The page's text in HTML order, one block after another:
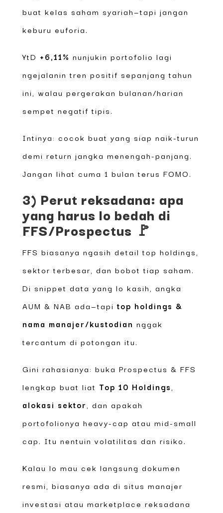
buat kelas saham syariah—tapi jangan
keburu euforia.
YtD +6,11% nunjukin portofolio lagi
ngejalanin tren positif sepanjang tahun
ini, walau pergerakan bulanan/harian
sempet negatif tipis.
Intinya: cocok buat yang siap naik-turun
demi return jangka menengah-panjang.
Jangan lihat cuma 1 bulan terus FOMO.
3) Perut reksadana: apa
yang harus lo bedah di
FFS/Prospectus 🚩
FFS biasanya ngasih detail top holdings,
sektor terbesar, dan bobot tiap saham.
Di snippet data yang lo kasih, angka
AUM & NAB ada—tapitop holdings &
nama manajer/kustodian nggak
tercantum di potongan itu.
Gini rahasianya: buka Prospectus & FFS
lengkap buat liat Top 10 Holdings
alokasi sektor , dan apakah
portofolionya heavy-cap atau mid-small
cap. Itu nentuin volatilitas dan risiko.
Kalau lo mau cek langsung dokumen
resmi, biasanya ada di situs manajer
investasi atau marketplace reksadana